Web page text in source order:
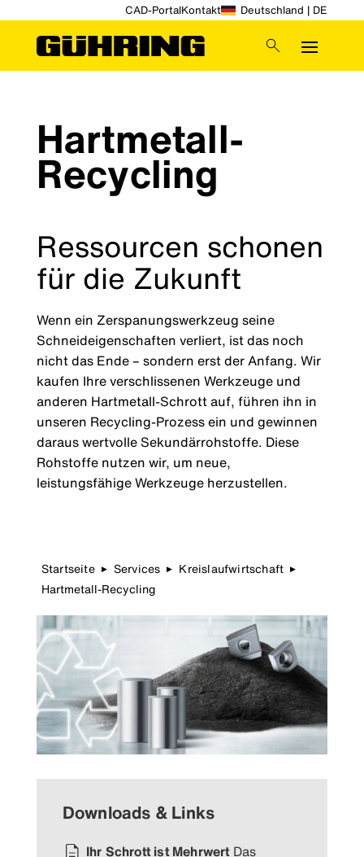
CAD-PortalKontakt Deutschland | DE
Hartmetall-
Recycling
Ressourcen schonen
für die Zukunft
Wenn ein Zerspanungswerkzeug seine
Schneideigenschaften verliert, ist das noch
nicht das Ende – sondern erst der Anfang. Wir
kaufen Ihre verschlissenen Werkzeuge und
anderen Hartmetall-Schrott auf, führen ihn in
unseren Recycling-Prozess ein und gewinnen
daraus wertvolle Sekundärrohstoffe. Diese
Rohstoffe nutzen wir, um neue,
leistungsfähige Werkzeuge herzustellen.
Startseite ▶ Services ▶ Kreislaufwirtschaft ▶
Hartmetall-Recycling
Downloads & Links
Ihr Schrott ist Mehrwert Das